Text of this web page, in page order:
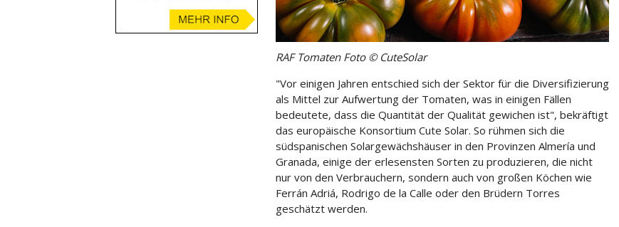
RAF Tomaten Foto © CuteSolar
"Vor einigen Jahren entschied sich der Sektor für die Diversifizierung
als Mittel zur Aufwertung der Tomaten, was in einigen Fällen
bedeutete, dass die Quantität der Qualität gewichen ist", bekräftigt
das europäische Konsortium Cute Solar. So rühmen sich die
südspanischen Solargewächshäuser in den Provinzen Almería und
Granada, einige der erlesensten Sorten zu produzieren, die nicht
nur von den Verbrauchern, sondern auch von großen Köchen wie
Ferrán Adriá, Rodrigo de la Calle oder den Brüdern Torres
geschätzt werden.